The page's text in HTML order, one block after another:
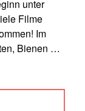
unter
Filme
Im
Bienen …